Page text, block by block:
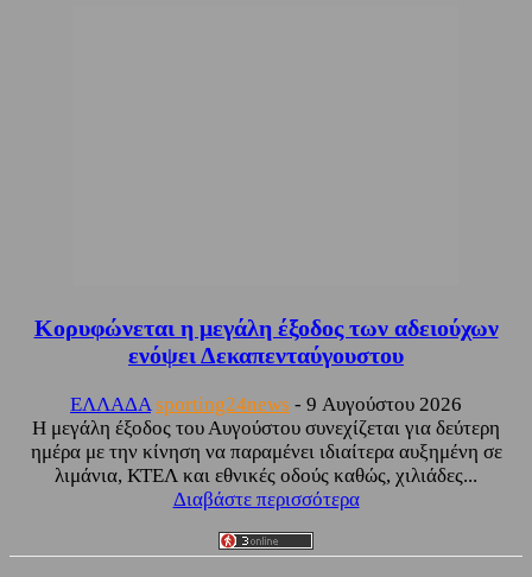
Κορυφώνεται η μεγάλη έξοδος των αδειούχων
ενόψει Δεκαπενταύγουστου
ΕΛΛΑΔΑ sporting24news - 9 Αυγούστου 2026
Η μεγάλη έξοδος του Αυγούστου συνεχίζεται για δεύτερη
ημέρα με την κίνηση να παραμένει ιδιαίτερα αυξημένη σε
λιμάνια, ΚΤΕΛ και εθνικές οδούς καθώς, χιλιάδες...
Διαβάστε περισσότερα